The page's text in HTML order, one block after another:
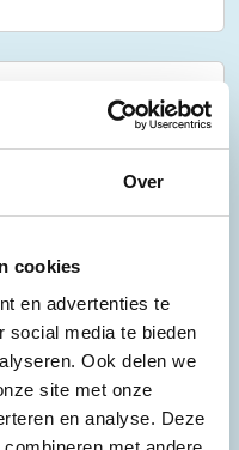
Over
cookies
en advertenties te
social media te bieden
Ook delen we
site met onze
en analyse. Deze
focus en koers
voor een optimaal